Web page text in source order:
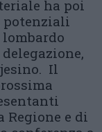
ha poi
potenziali
Il
Regione e di